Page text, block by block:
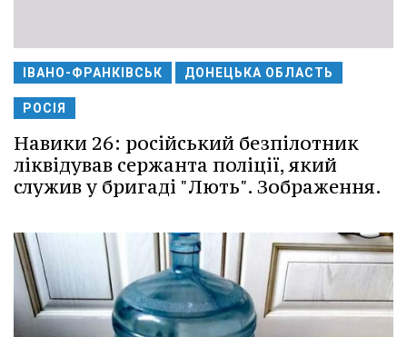
ІВАНО-ФРАНКІВСЬК ДОНЕЦЬКА ОБЛАСТЬ
РОСІЯ
Навики 26: російський безпілотник
ліквідував сержанта поліції, який
служив у бригаді "Лють". Зображення.